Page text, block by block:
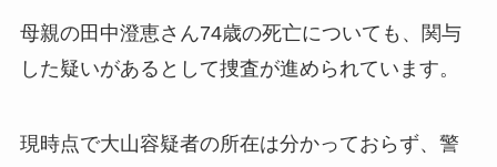
母親の田中澄恵さん74歳の死亡についても、関与
した疑いがあるとして捜査が進められています。
現時点で大山容疑者の所在は分かっておらず、警